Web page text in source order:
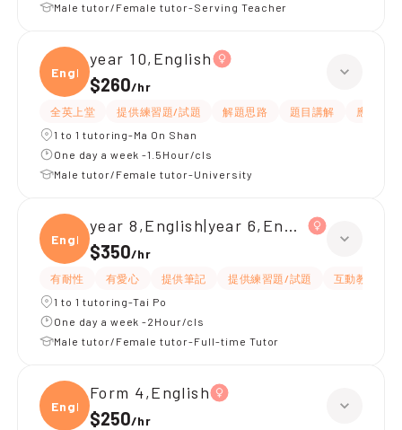
Male tutor/Female tutor-Serving Teacher
Engli
year 10,English
$260/hr
全英上堂 提供練習題/試題 解題思路 題目講解
應試策略
1 to 1 tutoring-Ma On Shan
One day a week -1.5Hour/cls
Male tutor/Female tutor-University
Engli
year 8,English|year 6,English
$350/hr
有耐性 有愛心 提供筆記 提供練習題/試題 互動教學
1 to 1 tutoring-Tai Po
One day a week -2Hour/cls
Male tutor/Female tutor-Full-time Tutor
Engli
Form 4,English
$250/hr